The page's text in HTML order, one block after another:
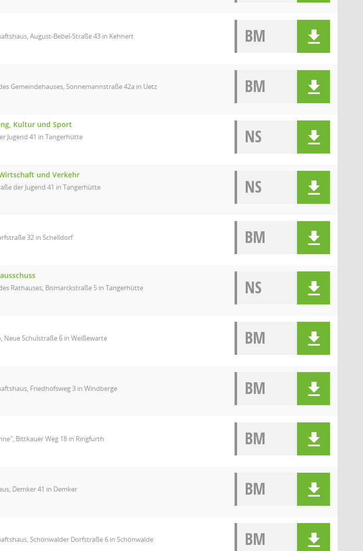
August-Bebel-Straße 43 in Kehnert BM
Gemeindehauses, Sonnemannstraße 42a in Uetz BM
Kultur und Sport
Jugend 41 in Tangerhütte NS
und Verkehr
der Jugend 41 in Tangerhütte NS
32 in Schelldorf BM
Rathauses, Bismarckstraße 5 in Tangerhütte NS
Neue Schulstraße 6 in Weißewarte BM
Friedhofsweg 3 in Windberge BM
Bittkauer Weg 18 in Ringfurth BM
Demker 41 in Demker BM
Schönwalder Dorfstraße 6 in Schönwalde BM